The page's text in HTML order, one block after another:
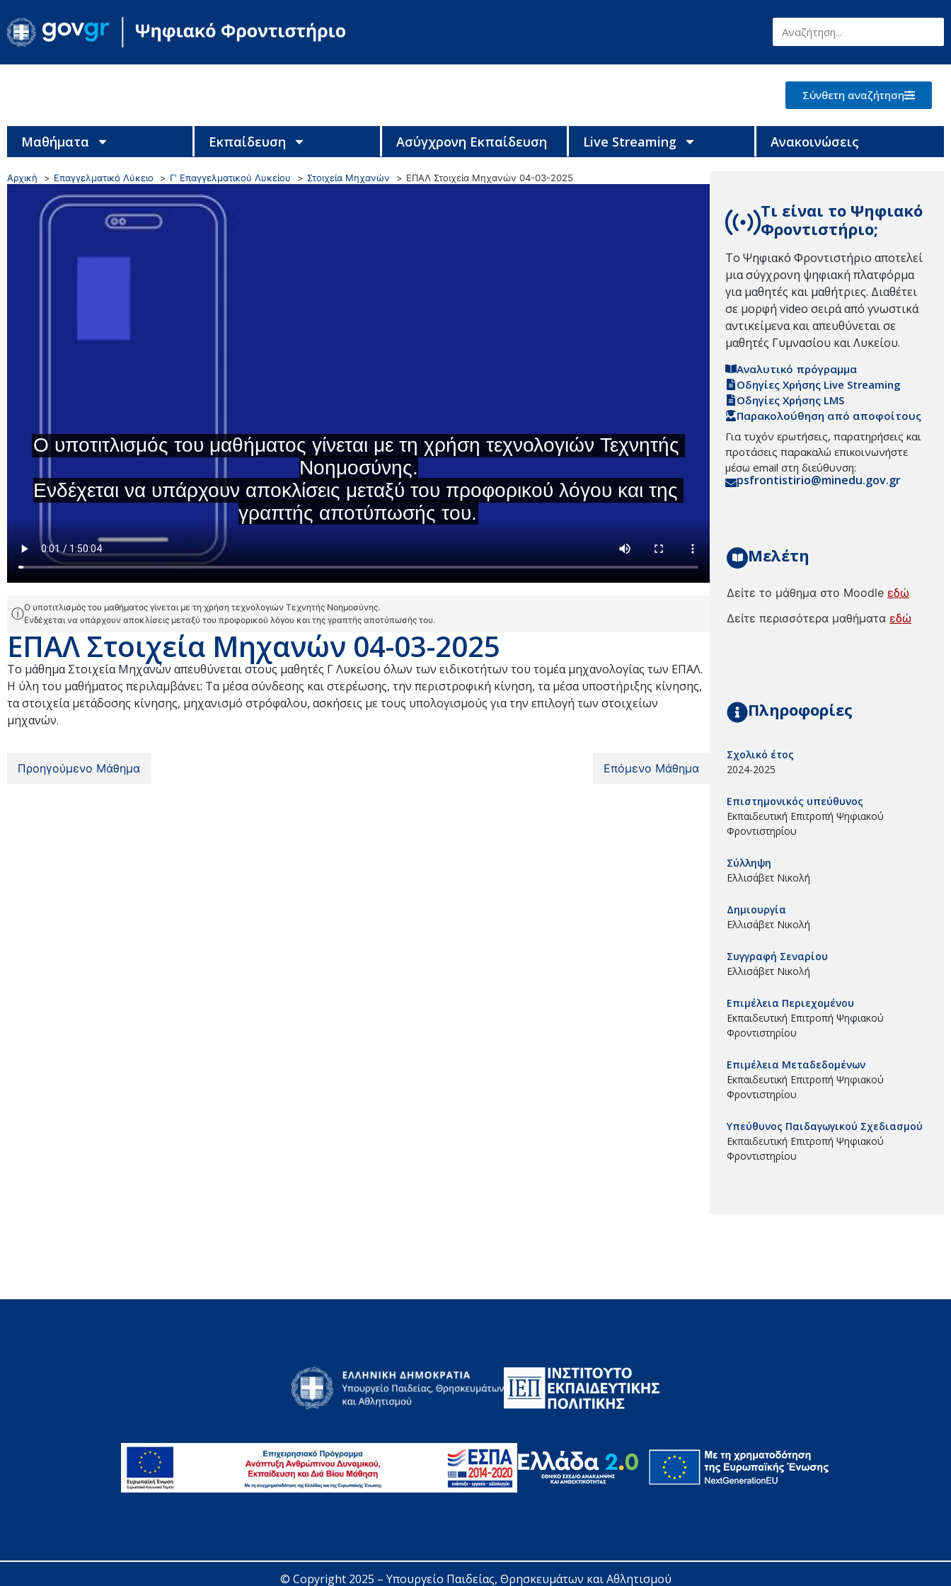
Σύνθετη αναζήτηση
Μαθήματα Εκπαίδευση Ασύγχρονη Εκπαίδευση Live Streaming Ανακοινώσεις
Αρχική Επαγγελματικό Λύκειο Γ' Επαγγελματικού Λυκείου Στοιχεία Μηχανών ΕΠΑΛ Στοιχεία Μηχανών 04-03-2025
ⓘΟ υποτιτλισμός του μαθήματος γίνεται με τη χρήση τεχνολογιών Τεχνητής Νοημοσύνης.
Ενδέχεται να υπάρχουν αποκλίσεις μεταξύ του προφορικού λόγου και της γραπτής αποτύπωσής του.
ΕΠΑΛ Στοιχεία Μηχανών 04-03-2025
Το μάθημα Στοιχεία Μηχανών απευθύνεται στους μαθητές Γ Λυκείου όλων των ειδικοτήτων του τομέα μηχανολογίας των ΕΠΑΛ.
Η ύλη του μαθήματος περιλαμβάνει: Τα μέσα σύνδεσης και στερέωσης, την περιστροφική κίνηση, τα μέσα υποστήριξης κίνησης,
τα στοιχεία μετάδοσης κίνησης, μηχανισμό στρόφαλου, ασκήσεις με τους υπολογισμούς για την επιλογή των στοιχείων
μηχανών.
Προηγούμενο Μάθημα Επόμενο Μάθημα
Τι είναι το Ψηφιακό
Φροντιστήριο;
Το Ψηφιακό Φροντιστήριο αποτελεί
μια σύγχρονη ψηφιακή πλατφόρμα
για μαθητές και μαθήτριες. Διαθέτει
σε μορφή video σειρά από γνωστικά
αντικείμενα και απευθύνεται σε
μαθητές Γυμνασίου και Λυκείου.
Αναλυτικό πρόγραμμα
Οδηγίες Χρήσης Live Streaming
Οδηγίες Χρήσης LMS
Παρακολούθηση από αποφοίτους
Για τυχόν ερωτήσεις, παρατηρήσεις και
προτάσεις παρακαλώ επικοινωνήστε
μέσω email στη διεύθυνση:
psfrontistirio@minedu.gov.gr
Μελέτη
Δείτε το μάθημα στο Moodle εδώ
Δείτε περισσότερα μαθήματα εδώ
Πληροφορίες
Σχολικό έτος
2024-2025
Επιστημονικός υπεύθυνος
Εκπαιδευτική Επιτροπή Ψηφιακού
Φροντιστηρίου
Σύλληψη
Ελλισάβετ Νικολή
Δημιουργία
Ελλισάβετ Νικολή
Συγγραφή Σεναρίου
Ελλισάβετ Νικολή
Επιμέλεια Περιεχομένου
Εκπαιδευτική Επιτροπή Ψηφιακού
Φροντιστηρίου
Επιμέλεια Μεταδεδομένων
Εκπαιδευτική Επιτροπή Ψηφιακού
Φροντιστηρίου
Υπεύθυνος Παιδαγωγικού Σχεδιασμού
Εκπαιδευτική Επιτροπή Ψηφιακού
Φροντιστηρίου
© Copyright 2025 – Υπουργείο Παιδείας, Θρησκευμάτων και Αθλητισμού